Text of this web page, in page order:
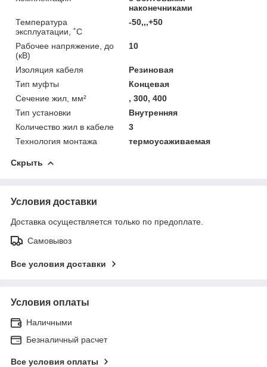
наконечниками
Температура
эксплуатации, ˚С
-50,,,+50
Рабочее напряжение, до
(кВ)
10
Изоляция кабеля
Резиновая
Тип муфты
Концевая
Сечение жил, мм²
, 300, 400
Тип установки
Внутренняя
Количество жил в кабеле
3
Технология монтажа
термоусаживаемая
Скрыть
Условия доставки
Доставка осуществляется только по предоплате.
Самовывоз
Все условия доставки
Условия оплаты
Наличными
Безналичный расчет
Все условия оплаты